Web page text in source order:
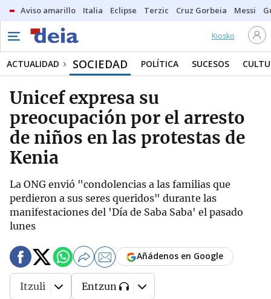
Aviso amarillo Italia Eclipse Terzic Cruz Gorbeia Messi
Kiosko
ACTUALIDAD SOCIEDAD POLÍTICA SUCESOS
Unicef expresa su
preocupación por el arresto
de niños en las protestas de
Kenia
La ONG envió "condolencias a las familias que
perdieron a sus seres queridos" durante las
manifestaciones del 'Día de Saba Saba' el pasado
lunes
Añádenos en Google
Itzuli Entzun